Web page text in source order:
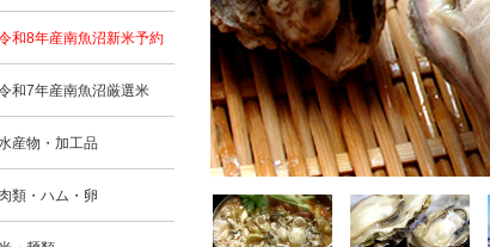
和8年産南魚沼新米予約
和7年産南魚沼厳選米
産物・加工品
肉類・ハム・卵